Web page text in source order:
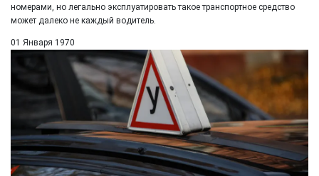
номерами, но легально эксплуатировать такое транспортное средство
может далеко не каждый водитель.
01 Января 1970